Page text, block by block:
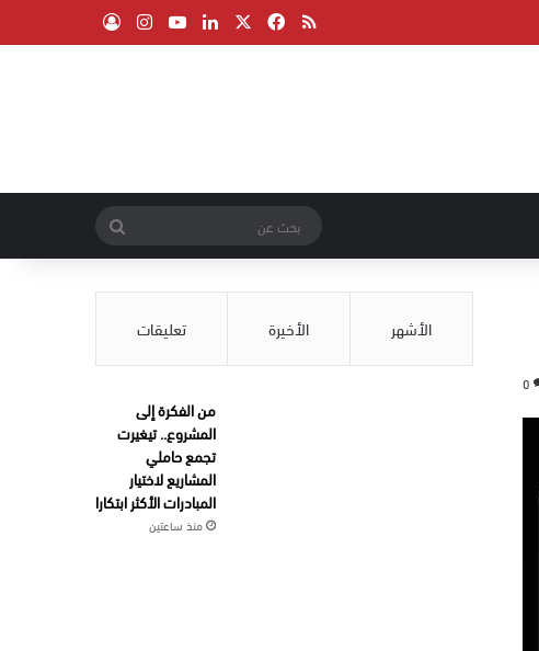
ملخص الموقع RSS
فيسبوك لينكدإن ‫YouTube
انستقرام
عن
0
الأشهر الأخيرة تعليقات
من الفكرة إلى
المشروع.. تيغيرت
تجمع حاملي
المشاريع لاختيار
المبادرات الأكثر ابتكارا
منذ ساعتين